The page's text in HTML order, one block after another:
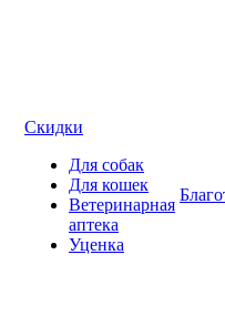
Скидки
Для собак
Для кошек
Ветеринарная
аптека
Уценка